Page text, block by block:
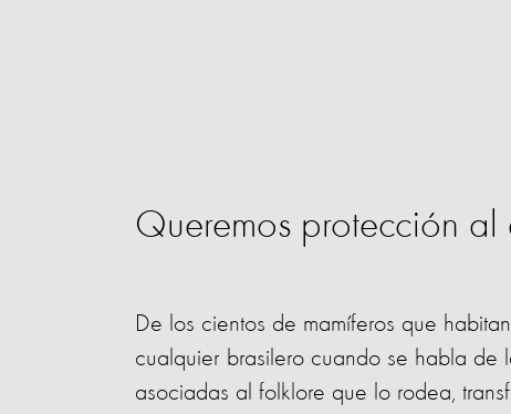
Queremos protección
De los cientos de mamíferos que
cualquier brasilero cuando se habla de
asociadas al folklore que lo rodea,